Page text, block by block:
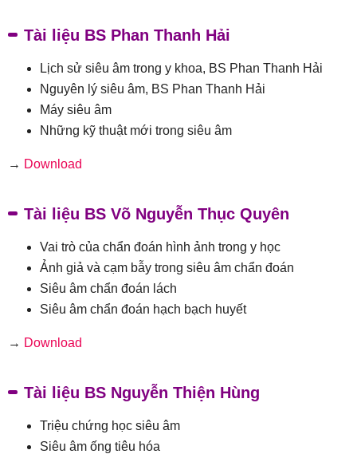
Tài liệu BS Phan Thanh Hải
Lịch sử siêu âm trong y khoa, BS Phan Thanh Hải
Nguyên lý siêu âm, BS Phan Thanh Hải
Máy siêu âm
Những kỹ thuật mới trong siêu âm
→ Download
Tài liệu BS Võ Nguyễn Thục Quyên
Vai trò của chẩn đoán hình ảnh trong y học
Ảnh giả và cạm bẫy trong siêu âm chẩn đoán
Siêu âm chẩn đoán lách
Siêu âm chẩn đoán hạch bạch huyết
→ Download
Tài liệu BS Nguyễn Thiện Hùng
Triệu chứng học siêu âm
Siêu âm ống tiêu hóa